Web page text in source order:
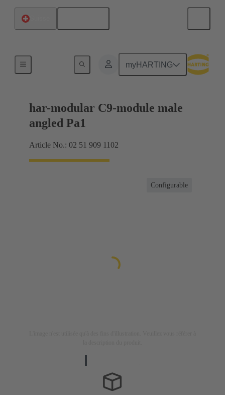
myHARTING
Raccordement carte mère à carte fille
har-modular C9-module male
angled Pa1
Article No.: 02 51 909 1102
Configurable